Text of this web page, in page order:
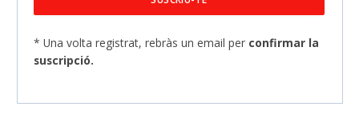
* Una volta registrat, rebràs un email per confirmar la
suscripció.